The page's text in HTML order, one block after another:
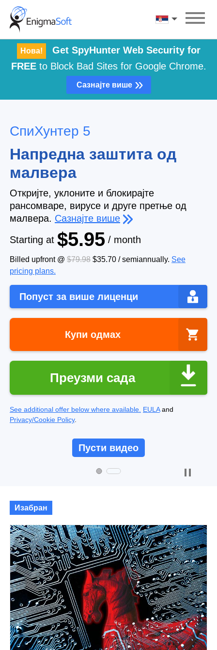
Skip
content
Српски
Нова!
Get SpyHunter Web Security for
FREEto Block Bad Sites for Google Chrome.
Сазнајте више »
СпиХунтер 5
Напредна заштита од
малвера
Откријте, уклоните и блокирајте
рансомваре, вирусе и друге претње од
малвера. Сазнајте више
Starting at $5.95 / month
Billed upfront @ $79.98 $35.70 /semiannually. See
pricing plans.
Попуст за више лиценци
Купи одмах
Преузми сада
See additional offer below where available. EULAand
Privacy/Cookie Policy.
Пусти видео
Изабран